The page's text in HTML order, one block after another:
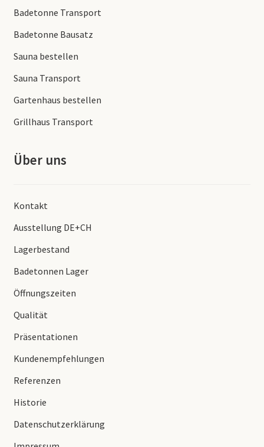
Badetonne Transport
Badetonne Bausatz
Sauna bestellen
Sauna Transport
Gartenhaus bestellen
Grillhaus Transport
Über uns
Kontakt
Ausstellung DE+CH
Lagerbestand
Badetonnen Lager
Öffnungszeiten
Qualität
Präsentationen
Kundenempfehlungen
Referenzen
Historie
Datenschutzerklärung